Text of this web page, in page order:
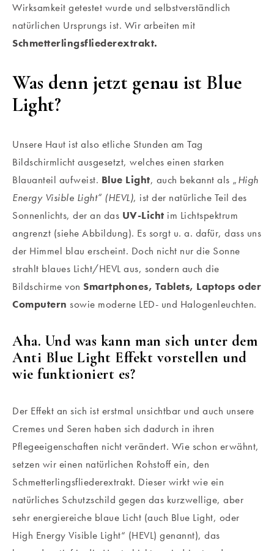
Wirksamkeit getestet wurde und selbstverständlich
natürlichen Ursprungs ist. Wir arbeiten mit
Schmetterlingsfliederextrakt.
Was denn jetzt genau ist Blue
Light?
Unsere Haut ist also etliche Stunden am Tag
Bildschirmlicht ausgesetzt, welches einen starken
Blauanteil aufweist. Blue Light, auch bekannt als „High
Energy Visible Light“ (HEVL), ist der natürliche Teil des
Sonnenlichts, der an das UV-Licht im Lichtspektrum
angrenzt (siehe Abbildung). Es sorgt u. a. dafür, dass uns
der Himmel blau erscheint. Doch nicht nur die Sonne
strahlt blaues Licht/HEVL aus, sondern auch die
Bildschirme von Smartphones, Tablets, Laptops oder
Computern sowie moderne LED- und Halogenleuchten.
Aha. Und was kann man sich unter dem
Anti Blue Light Effekt vorstellen und
wie funktioniert es?
Der Effekt an sich ist erstmal unsichtbar und auch unsere
Cremes und Seren haben sich dadurch in ihren
Pflegeeigenschaften nicht verändert. Wie schon erwähnt,
setzen wir einen natürlichen Rohstoff ein, den
Schmetterlingsfliederextrakt. Dieser wirkt wie ein
natürliches Schutzschild gegen das kurzwellige, aber
sehr energiereiche blaue Licht (auch Blue Light, oder
High Energy Visible Light“ (HEVL) genannt), das